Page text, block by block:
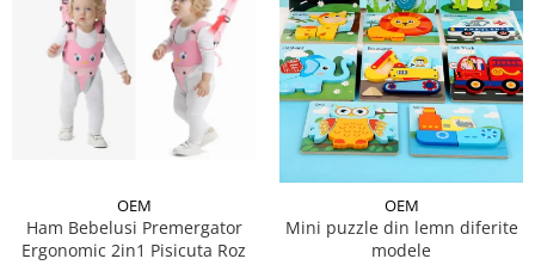
OEM
Ham Bebelusi Premergator
Ergonomic 2in1 Pisicuta Roz
OEM
Mini puzzle din lemn diferite
modele